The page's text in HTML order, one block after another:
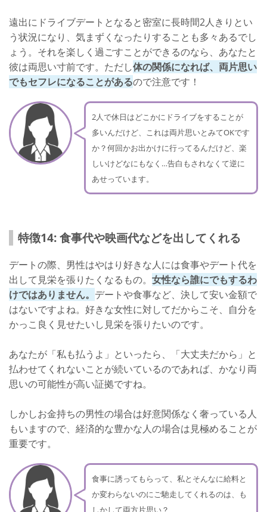
遠出にドライブデートとなると密室に長時間2人きりとい
う状況になり、気まずくなったりすることも多々あるでし
ょう。それを楽しく過ごすことができるのなら、あなたと
彼は両思い寸前です。ただし体の関係になれば、両片思い
でもセフレになることがあるので注意です！
2人で休日はどこかにドライブをすることが
多いんだけど、これは両片思いとみてOKです
か？何回かお出かけに行ってるんだけど、楽
しいけどなにもなく…告白もされなくて逆に
あせっています。
特徴14: 食事代や映画代などを出してくれる
デートの際、男性はやはり好きな人には食事やデート代を
出して見栄を張りたくなるもの。 女性なら誰にでもするわ
けではありません。 デートや食事など、決して安い金額で
はないですよね。好きな女性に対してだからこそ、自分を
かっこ良く見せたいし見栄を張りたいのです。
あなたが「私も払うよ」といったら、「大丈夫だから」と
払わせてくれないことが続いているのであれば、かなり両
思いの可能性が高い証拠ですね。
しかしお金持ちの男性の場合は好意関係なく奢っている人
もいますので、経済的な豊かな人の場合は見極めることが
重要です。
食事に誘ってもらって、私とそんなに給料と
か変わらないのにご馳走してくれるのは、も
しかして両方片思い？